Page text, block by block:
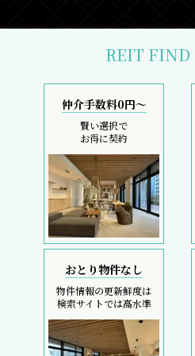
REIT FIND
仲介手数料0円～
賢い選択で
お得に契約
おとり物件なし
物件情報の更新鮮度は
検索サイトでは高水準